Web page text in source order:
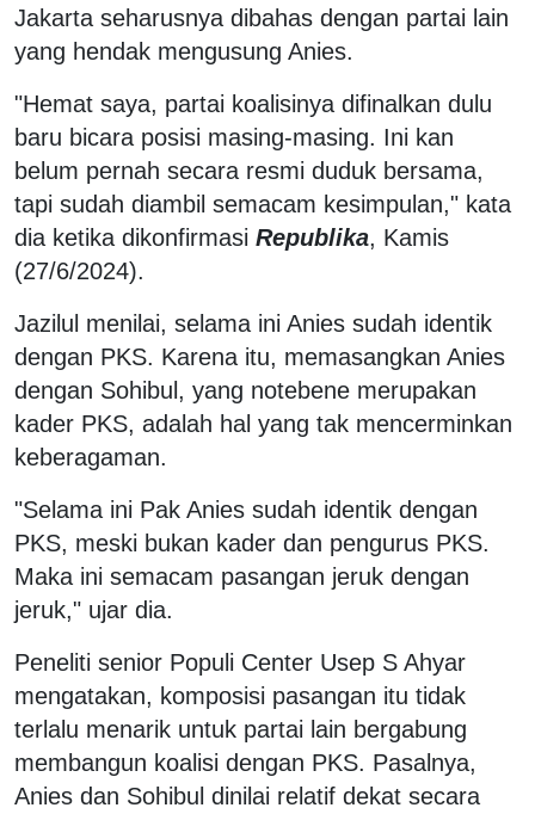
Jakarta seharusnya dibahas dengan partai lain
yang hendak mengusung Anies.
"Hemat saya, partai koalisinya difinalkan dulu
baru bicara posisi masing-masing. Ini kan
belum pernah secara resmi duduk bersama,
tapi sudah diambil semacam kesimpulan," kata
dia ketika dikonfirmasi Republika, Kamis
(27/6/2024).
Jazilul menilai, selama ini Anies sudah identik
dengan PKS. Karena itu, memasangkan Anies
dengan Sohibul, yang notebene merupakan
kader PKS, adalah hal yang tak mencerminkan
keberagaman.
"Selama ini Pak Anies sudah identik dengan
PKS, meski bukan kader dan pengurus PKS.
Maka ini semacam pasangan jeruk dengan
jeruk," ujar dia.
Peneliti senior Populi Center Usep S Ahyar
mengatakan, komposisi pasangan itu tidak
terlalu menarik untuk partai lain bergabung
membangun koalisi dengan PKS. Pasalnya,
Anies dan Sohibul dinilai relatif dekat secara